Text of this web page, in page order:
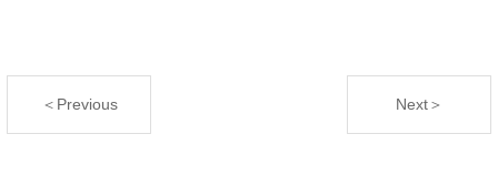
＜Previous Next＞